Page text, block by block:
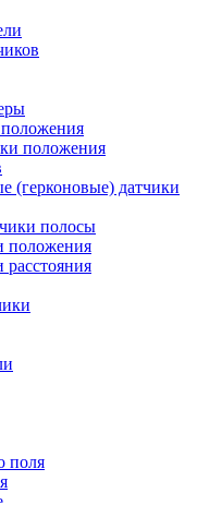
положения
(герконовые) датчики
полосы
положения
поля